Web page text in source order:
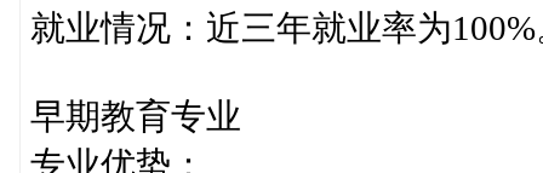
就业情况：近三年就业率为
早期教育专业
专业优势：